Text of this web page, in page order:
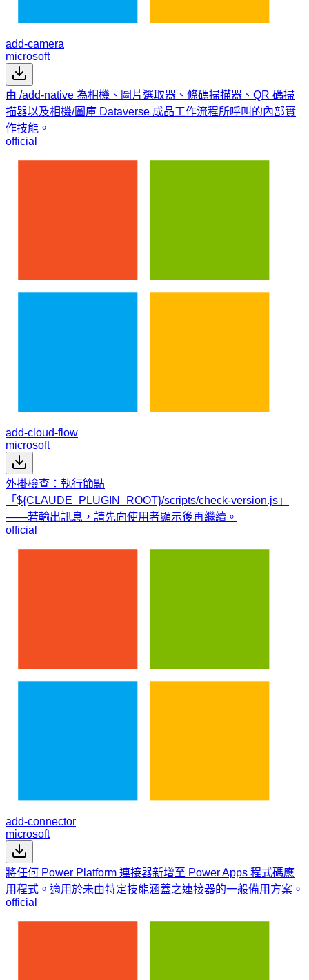
add-camera
microsoft
由 /add-native 為相機、圖片選取器、條碼掃描器、QR 碼掃
描器以及相機/圖庫 Dataverse 成品工作流程所呼叫的內部實
作技能。
official
add-cloud-flow
microsoft
外掛檢查：執行節點
「${CLAUDE_PLUGIN_ROOT}/scripts/check-version.js」
——若輸出訊息，請先向使用者顯示後再繼續。
official
add-connector
microsoft
將任何 Power Platform 連接器新增至 Power Apps 程式碼應
用程式。適用於未由特定技能涵蓋之連接器的一般備用方案。
official